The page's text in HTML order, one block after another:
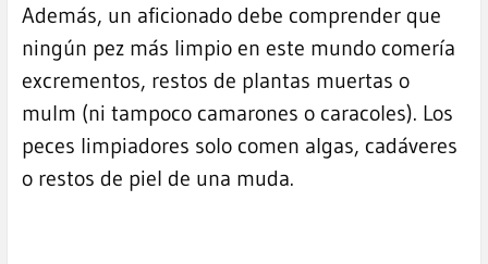
Además, un aficionado debe comprender que
ningún pez más limpio en este mundo comería
excrementos, restos de plantas muertas o
mulm (ni tampoco camarones o caracoles). Los
peces limpiadores solo comen algas, cadáveres
o restos de piel de una muda.